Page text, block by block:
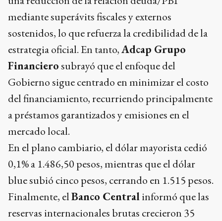
mediante superávits fiscales y externos
sostenidos, lo que refuerza la credibilidad de la
estrategia oficial. En tanto,Adcap Grupo
Financierosubrayó que el enfoque del
Gobierno sigue centrado en minimizar el costo
del financiamiento, recurriendo principalmente
a préstamos garantizados y emisiones en el
mercado local.
En el plano cambiario, el dólar mayorista cedió
0,1% a 1.486,50 pesos, mientras que el dólar
blue subió cinco pesos, cerrando en 1.515 pesos.
Finalmente, elBanco Centralinformó que las
reservas internacionales brutas crecieron 35